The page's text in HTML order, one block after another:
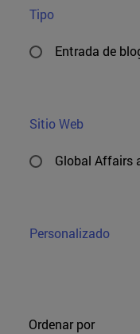
Tipo
Entrada de
Sitio Web
Global Affairs
Personalizado
Ordenar
Ordenar por